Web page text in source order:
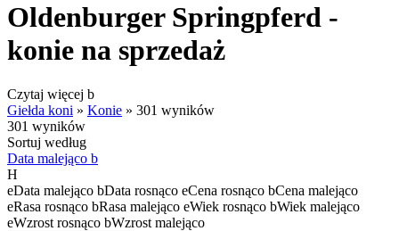
Oldenburger Springpferd -
konie na sprzedaż
Czytaj więcej b
Giełda koni » Konie » 301 wyników
301 wyników
Sortuj według
Data malejąco b
H
eData malejąco bData rosnąco eCena rosnąco bCena malejąco
eRasa rosnąco bRasa malejąco eWiek rosnąco bWiek malejąco
eWzrost rosnąco bWzrost malejąco